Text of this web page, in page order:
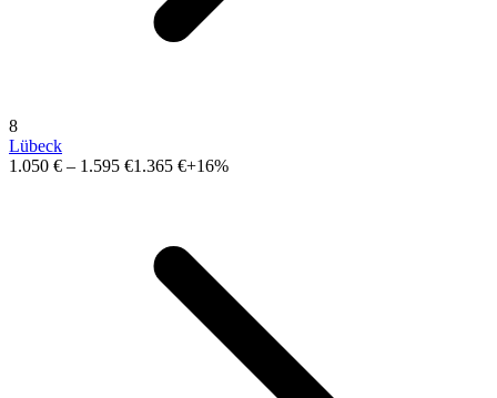
8
Lübeck
1.050 € – 1.595 €1.365 €+16%